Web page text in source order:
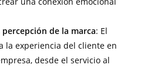
de la marca: El
la experiencia del cliente en
desde el servicio al